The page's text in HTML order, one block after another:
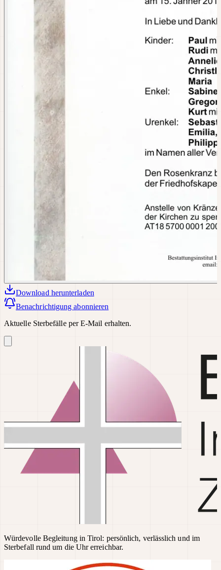
Download herunterladen
Benachrichtigung abonnieren
Aktuelle Sterbefälle per E-Mail erhalten.
Würdevolle Begleitung in Tirol: persönlich, verlässlich und im
Sterbefall rund um die Uhr erreichbar.